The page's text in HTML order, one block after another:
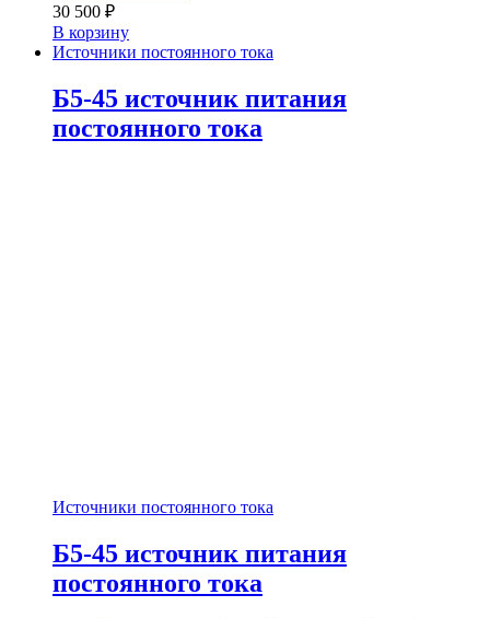
30 500 ₽
В корзину
Источники постоянного тока
Б5-45 источник питания
постоянного тока
Источники постоянного тока
Б5-45 источник питания
постоянного тока